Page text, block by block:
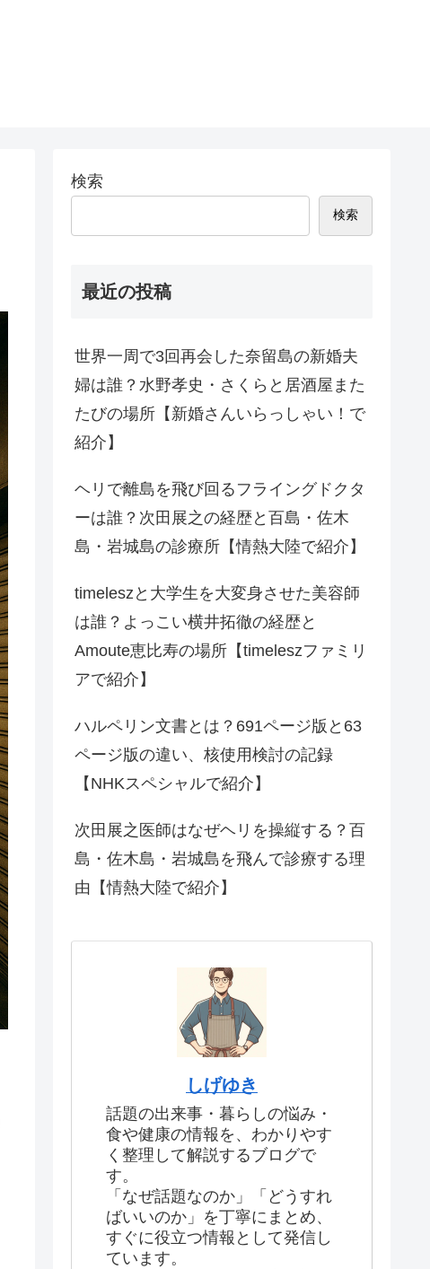
検索
検索
最近の投稿
世界一周で3回再会した奈留島の新婚夫
婦は誰？水野孝史・さくらと居酒屋また
たびの場所【新婚さんいらっしゃい！で
紹介】
ヘリで離島を飛び回るフライングドクタ
ーは誰？次田展之の経歴と百島・佐木
島・岩城島の診療所【情熱大陸で紹介】
timeleszと大学生を大変身させた美容師
は誰？よっこい横井拓徹の経歴と
Amoute恵比寿の場所【timeleszファミリ
アで紹介】
ハルペリン文書とは？691ページ版と63
ページ版の違い、核使用検討の記録
【NHKスペシャルで紹介】
次田展之医師はなぜヘリを操縦する？百
島・佐木島・岩城島を飛んで診療する理
由【情熱大陸で紹介】
しげゆき
話題の出来事・暮らしの悩み・
食や健康の情報を、わかりやす
く整理して解説するブログで
す。
「なぜ話題なのか」「どうすれ
ばいいのか」を丁寧にまとめ、
すぐに役立つ情報として発信し
ています。